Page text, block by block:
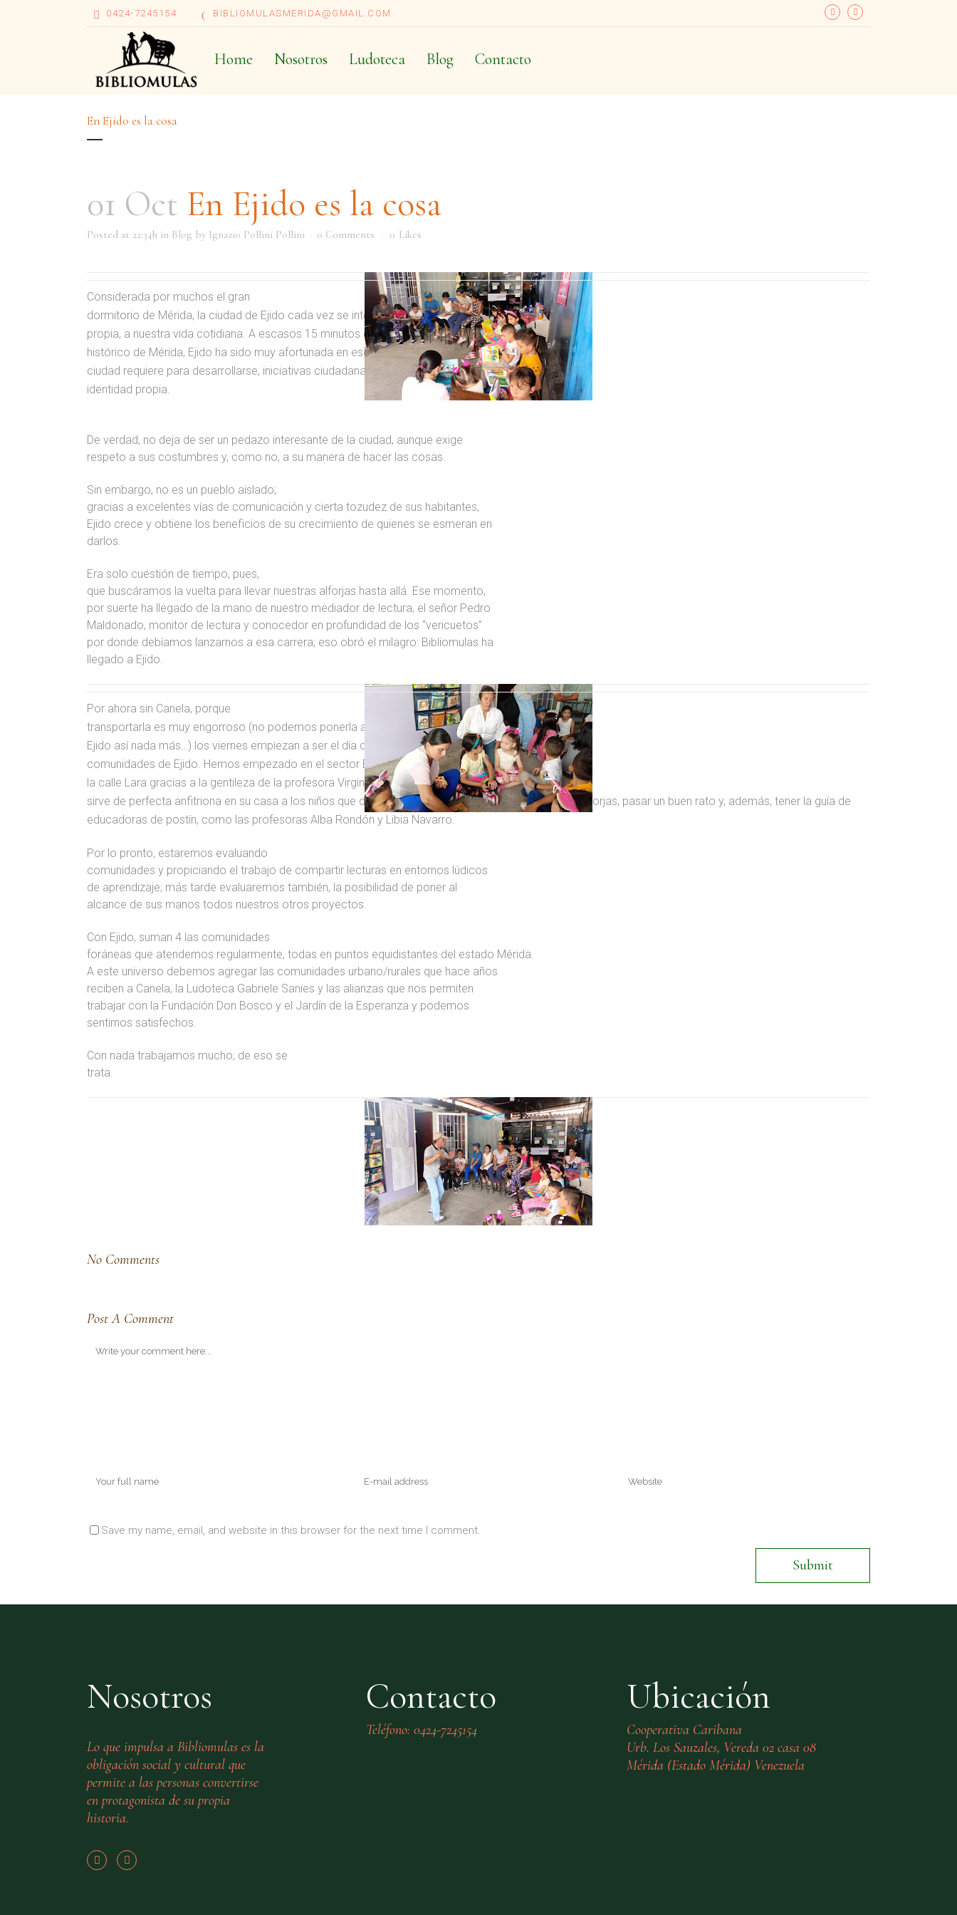
0424-7245154 BIBLIOMULASMERIDA@GMAIL.COM
Home Nosotros Ludoteca Blog Contacto
En Ejido es la cosa
01 Oct En Ejido es la cosa
Posted at 22:34h in Blog by Ignazio Pollini Pollini 0 Comments 0 Likes
Considerada por muchos el gran
dormitorio de Mérida, la ciudad de Ejido cada vez se integra más, con voz
propia, a nuestra vida cotidiana. A escasos 15 minutos de distancia del centro
histórico de Mérida, Ejido ha sido muy afortunada en eso de tener lo que una
ciudad requiere para desarrollarse, iniciativas ciudadanas muy valiosas e
identidad propia.
De verdad, no deja de ser un pedazo interesante de la ciudad, aunque exige
respeto a sus costumbres y, como no, a su manera de hacer las cosas.
Sin embargo, no es un pueblo aislado;
gracias a excelentes vías de comunicación y cierta tozudez de sus habitantes,
Ejido crece y obtiene los beneficios de su crecimiento de quienes se esmeran en
darlos.
Era solo cuestión de tiempo, pues,
que buscáramos la vuelta para llevar nuestras alforjas hasta allá. Ese momento,
por suerte ha llegado de la mano de nuestro mediador de lectura, el señor Pedro
Maldonado, monitor de lectura y conocedor en profundidad de los “vericuetos”
por donde debíamos lanzarnos a esa carrera; eso obró el milagro: Bibliomulas ha
llegado a Ejido.
Por ahora sin Canela, porque
transportarla es muy engorroso (no podemos ponerla a caminar entre Mérida y
Ejido así nada más…) los viernes empiezan a ser el día de lectura en
comunidades de Ejido. Hemos empezado en el sector Bella Vista, a la entrada de
la calle Lara gracias a la gentileza de la profesora Virginia Rivas, quien
sirve de perfecta anfitriona en su casa a los niños que desean beneficiarse libremente de nuestras alforjas, pasar un buen rato y, además, tener la guía de
educadoras de postín, como las profesoras Alba Rondón y Libia Navarro.
Por lo pronto, estaremos evaluando
comunidades y propiciando el trabajo de compartir lecturas en entornos lúdicos
de aprendizaje; más tarde evaluaremos también, la posibilidad de poner al
alcance de sus manos todos nuestros otros proyectos.
Con Ejido, suman 4 las comunidades
foráneas que atendemos regularmente, todas en puntos equidistantes del estado Mérida.
A este universo debemos agregar las comunidades urbano/rurales que hace años
reciben a Canela, la Ludoteca Gabriele Sanies y las alianzas que nos permiten
trabajar con la Fundación Don Bosco y el Jardín de la Esperanza y podemos
sentirnos satisfechos.
Con nada trabajamos mucho; de eso se
trata.
No Comments
Post A Comment
Save my name, email, and website in this browser for the next time I comment.
Nosotros
Lo que impulsa a Bibliomulas es la
obligación social y cultural que
permite a las personas convertirse
en protagonista de su propia
historia.
Contacto
Teléfono: 0424-7245154
Ubicación
Cooperativa Caribana
Urb. Los Sauzales, Vereda 02 casa 08
Mérida (Estado Mérida) Venezuela